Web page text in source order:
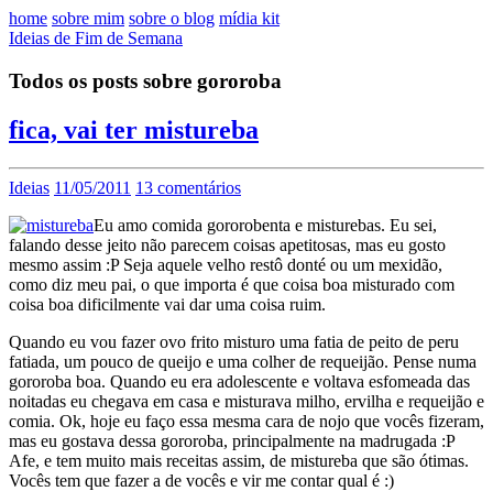
home sobre mim sobre o blog mídia kit
Ideias de Fim de Semana
Todos os posts sobre gororoba
fica, vai ter mistureba
Ideias 11/05/2011 13 comentários
Eu amo comida gororobenta e misturebas. Eu sei,
falando desse jeito não parecem coisas apetitosas, mas eu gosto
mesmo assim :P Seja aquele velho restô donté ou um mexidão,
como diz meu pai, o que importa é que coisa boa misturado com
coisa boa dificilmente vai dar uma coisa ruim.
Quando eu vou fazer ovo frito misturo uma fatia de peito de peru
fatiada, um pouco de queijo e uma colher de requeijão. Pense numa
gororoba boa. Quando eu era adolescente e voltava esfomeada das
noitadas eu chegava em casa e misturava milho, ervilha e requeijão e
comia. Ok, hoje eu faço essa mesma cara de nojo que vocês fizeram,
mas eu gostava dessa gororoba, principalmente na madrugada :P
Afe, e tem muito mais receitas assim, de mistureba que são ótimas.
Vocês tem que fazer a de vocês e vir me contar qual é :)